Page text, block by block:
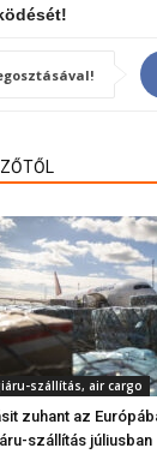
szállítás, air cargo
zuhant az
szállítás júliusban